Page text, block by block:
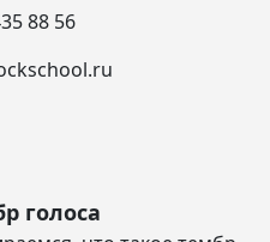
88 56
голоса